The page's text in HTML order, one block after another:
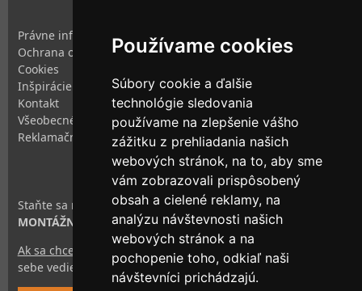
Používame cookies
Súbory cookie a ďalšie
technológie sledovania
používame na zlepšenie vášho
zážitku z prehliadania našich
webových stránok, na to, aby sme
vám zobrazovali prispôsobený
obsah a cielené reklamy, na
analýzu návštevnosti našich
webových stránok a na
pochopenie toho, odkiaľ naši
návštevníci prichádzajú.
Právne informácie
Ochrana osobných údajov
Cookies
Inšpirácie
Kontakt
Všeobecné obchodné podmienky
Reklamačný poriadok
Staňte sa našim
MONTÁŽNYM PARTNEROM
Ak sa chcete stať našim montážnym partnerom
, dajte nám o
sebe vedieť pomocou nášho formulára.